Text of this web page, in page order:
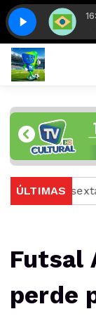
Locutor Padrão
3
ÚLTIMAS
sexta no
Futsal
perde